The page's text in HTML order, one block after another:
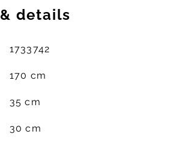
& details
1733742
170 cm
35 cm
30 cm